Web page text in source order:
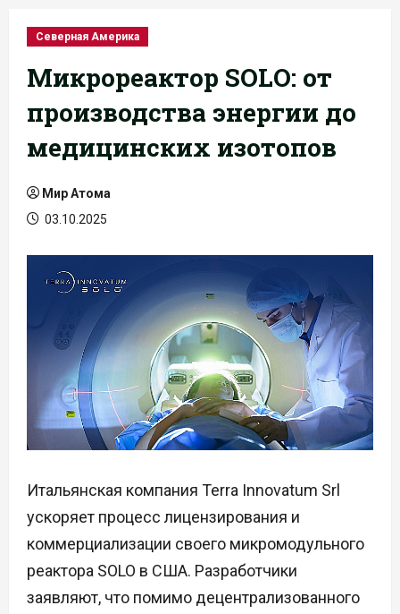
Северная Америка
Микрореактор SOLO: от
производства энергии до
медицинских изотопов
Мир Атома
03.10.2025
Итальянская компания Terra Innovatum Srl
ускоряет процесс лицензирования и
коммерциализации своего микромодульного
реактора SOLO в США. Разработчики
заявляют, что помимо децентрализованного